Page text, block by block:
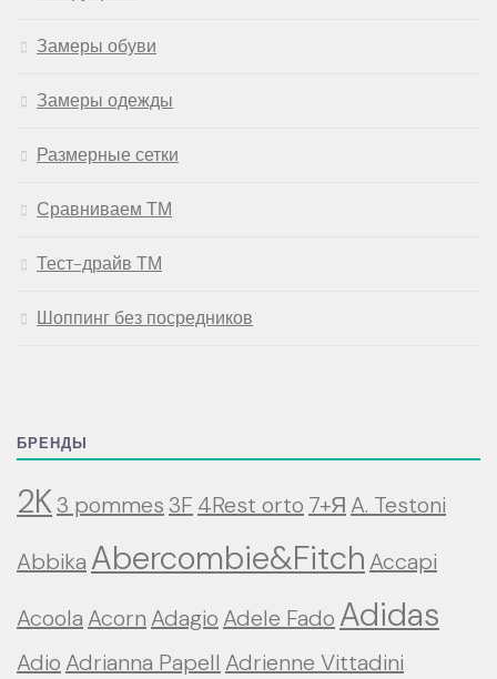
Замеры обуви
Замеры одежды
Размерные сетки
Сравниваем ТМ
Тест-драйв ТМ
Шоппинг без посредников
БРЕНДЫ
2K3 pommes3F 4Rest orto 7+Я A. Testoni
Abbika Abercombie&Fitch Accapi
Acoola Acorn Adagio Adele Fado Adidas
Adio Adrianna Papell Adrienne Vittadini